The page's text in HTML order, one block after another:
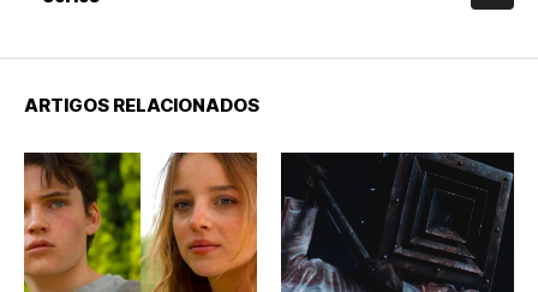
ARTIGOS RELACIONADOS